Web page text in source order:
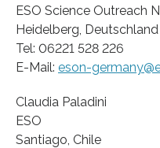
ESO Science Outreach
Heidelberg, Deutschland
Tel: 06221 528 226
E-Mail: eson-
Claudia Paladini
ESO
Santiago, Chile